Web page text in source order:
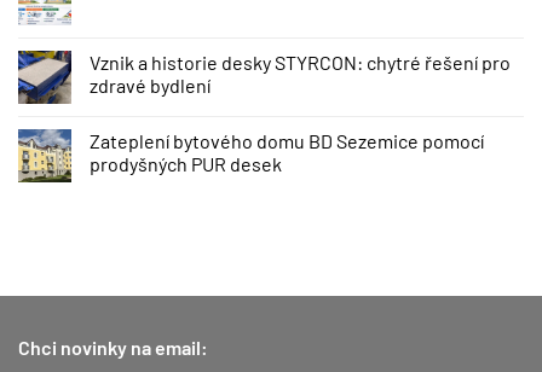
Vznik a historie desky STYRCON: chytré řešení pro
zdravé bydlení
Zateplení bytového domu BD Sezemice pomocí
prodyšných PUR desek
Chci novinky na email: